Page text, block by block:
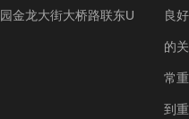
金龙大街大桥路联东U 良
的
常
到